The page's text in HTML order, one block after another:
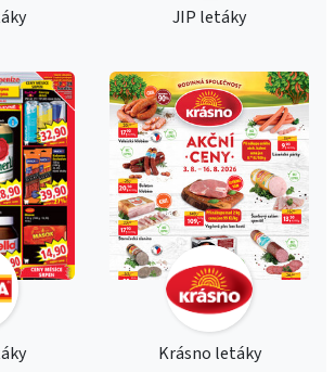
JIP letáky
Krásno letáky